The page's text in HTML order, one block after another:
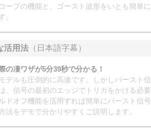
ープの機能と、ゴースト波形をいとも簡単に
。
活用法 （日本語字幕）
凄ワザが5分39秒で分かる！
デルも圧倒的に高速です。しかしバースト信
、信号の最初のエッジでトリガをかける必要
ドオフ機能を活用すれば簡単にバースト信号
をデモで分かりやすくご説明します。